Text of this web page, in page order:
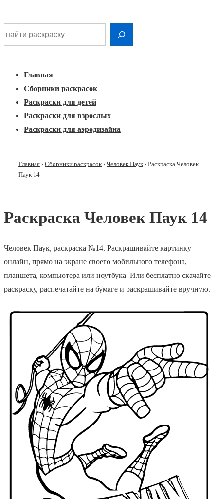
Перейти
к
Главная
Сборники раскрасок
Раскраски для детей
Раскраски для взрослых
Раскраски для аэродизайна
Главная › Сборники раскрасок › Человек Паук › Раскраска Человек
Паук 14
Раскраска Человек Паук 14
Человек Паук, раскраска №14. Раскрашивайте картинку
онлайн, прямо на экране своего мобильного телефона,
планшета, компьютера или ноутбука. Или бесплатно скачайте
раскраску, распечатайте на бумаге и раскрашивайте вручную.